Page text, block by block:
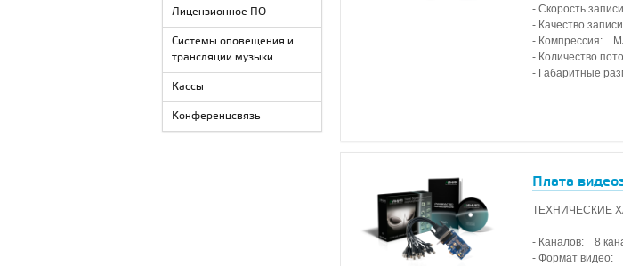
Лицензионное ПО
Системы оповещения и
трансляции музыки
Кассы
Конференцсвязь
- Скорость
- Качество
- Компрессия:
- Количество
- Габаритные
Плата
ТЕХНИЧЕСКИЕ
- Каналов: 8
- Формат видео: